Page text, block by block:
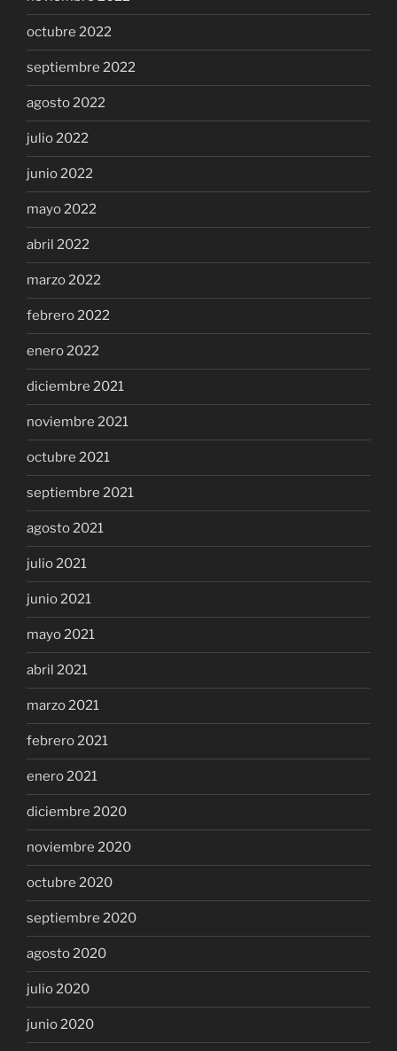
octubre 2022
septiembre 2022
agosto 2022
julio 2022
junio 2022
mayo 2022
abril 2022
marzo 2022
febrero 2022
enero 2022
diciembre 2021
noviembre 2021
octubre 2021
septiembre 2021
agosto 2021
julio 2021
junio 2021
mayo 2021
abril 2021
marzo 2021
febrero 2021
enero 2021
diciembre 2020
noviembre 2020
octubre 2020
septiembre 2020
agosto 2020
julio 2020
junio 2020